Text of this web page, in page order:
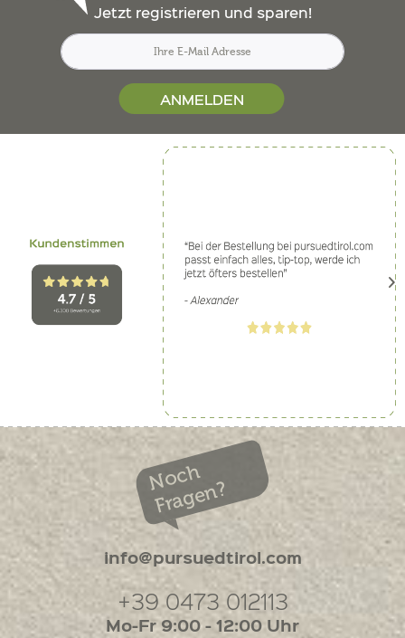
Jetzt registrieren und sparen!
ANMELDEN
Noch
Fragen?
info@pursuedtirol.com
+39 0473 012113
Mo-Fr 9:00 - 12:00 Uhr